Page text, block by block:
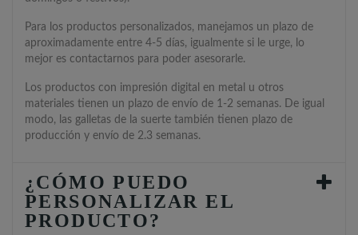
Para los productos personalizados, manejamos un plazo de
aproximadamente entre 4-5 días, igualmente si le urge, lo
mejor es contactarnos para poder asesorarle.
Los productos con impresión digital en metal u otros
materiales tienen un plazo de envío de 1-2 semanas. De igual
modo, las galletas de la suerte también tienen plazo de
producción y envío de 2.3 semanas.
¿CÓMO PUEDO
PERSONALIZAR EL
PRODUCTO?